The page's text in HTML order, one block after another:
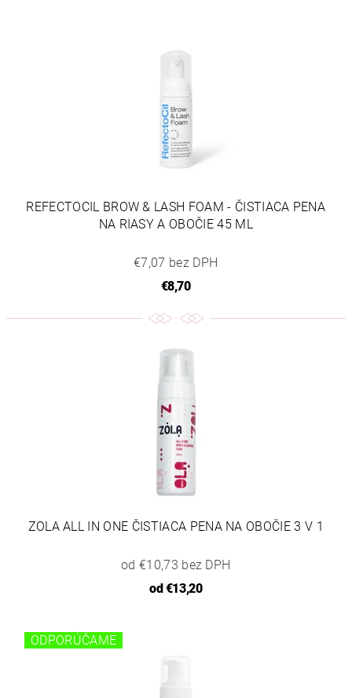
REFECTOCIL BROW & LASH FOAM - ČISTIACA PENA
NA RIASY A OBOČIE 45 ML
€7,07 bez DPH
€8,70
ZOLA ALL IN ONE ČISTIACA PENA NA OBOČIE 3 V 1
od €10,73 bez DPH
od€13,20
ODPORÚČAME